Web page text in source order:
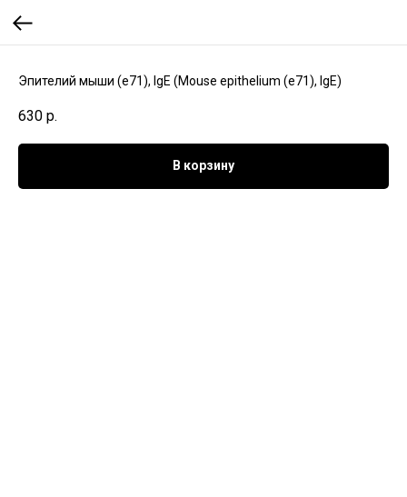
Эпителий мыши (e71), IgE (Mouse epithelium (e71), IgE)
630 р.
В корзину